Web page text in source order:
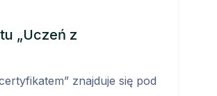
„Uczeń z
znajduje się pod